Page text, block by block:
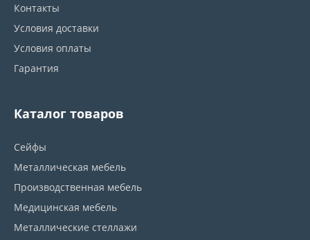
Контакты
Условия доставки
Условия оплаты
Гарантия
Каталог товаров
Сейфы
Металлическая мебель
Производственная мебель
Медицинская мебель
Металлические стеллажи